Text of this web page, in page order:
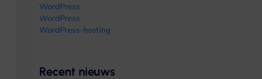
WordPress
WordPress
WordPress-hosting
Recent nieuws